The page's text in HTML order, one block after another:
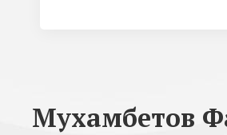
Мухамбетов